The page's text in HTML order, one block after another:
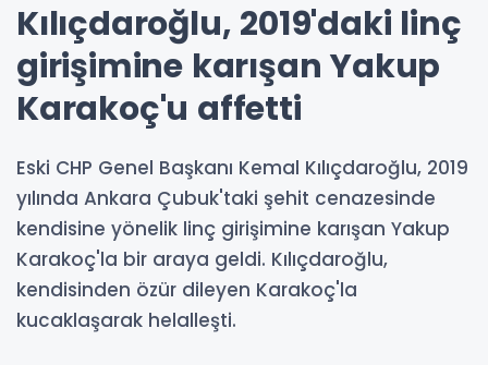
Kılıçdaroğlu, 2019'daki linç
girişimine karışan Yakup
Karakoç'u affetti
Eski CHP Genel Başkanı Kemal Kılıçdaroğlu, 2019
yılında Ankara Çubuk'taki şehit cenazesinde
kendisine yönelik linç girişimine karışan Yakup
Karakoç'la bir araya geldi. Kılıçdaroğlu,
kendisinden özür dileyen Karakoç'la
kucaklaşarak helalleşti.